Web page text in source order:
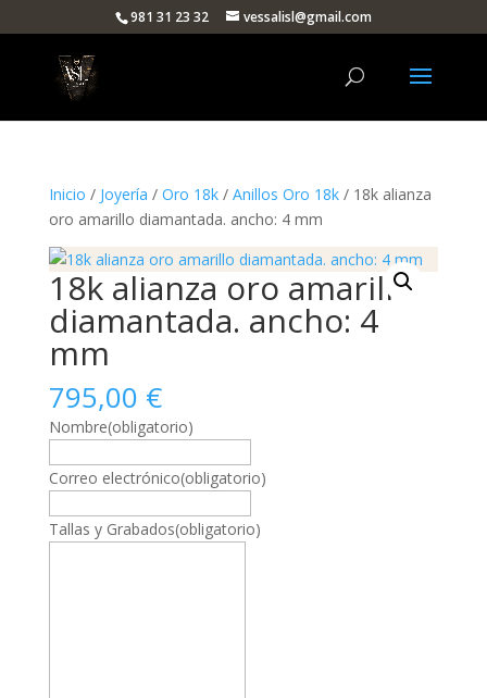
981 31 23 32 vessalisl@gmail.com
Inicio / Joyería / Oro 18k/ Anillos Oro 18k/ 18k alianza
oro amarillo diamantada. ancho: 4 mm
18k alianza oro amarillo
diamantada. ancho: 4
mm
795,00 €
Nombre(obligatorio)
Correo electrónico(obligatorio)
Tallas y Grabados(obligatorio)